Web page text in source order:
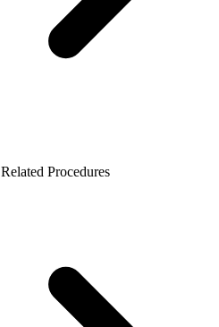
Related Procedures